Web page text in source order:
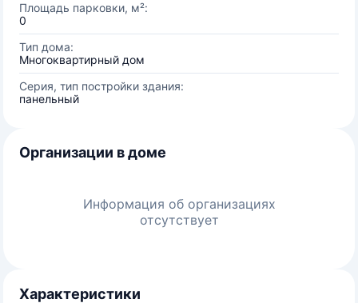
Площадь парковки, м²:
0
Тип дома:
Многоквартирный дом
Серия, тип постройки здания:
панельный
Организации в доме
Информация об организациях
отсутствует
Характеристики